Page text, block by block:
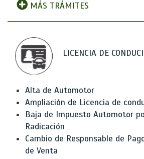
MÁS TRÁMITES
LICENCIA DE
Alta de Automotor
Ampliación de Licencia de
Baja de Impuesto Automotor
Radicación
Cambio de Responsable de
de Venta